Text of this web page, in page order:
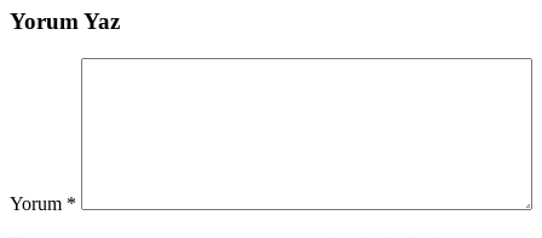
Yorum Yaz
Yorum *